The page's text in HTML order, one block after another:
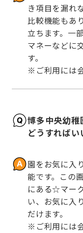
き項目を漏れ
比較機能もあ
立ちます。一
マネーなどに
す。
※ご利用には
博多中央幼稚
どうすればい
園をお気に入
能です。この
にある☆マー
い、お気に入
だけます。
※ご利用には